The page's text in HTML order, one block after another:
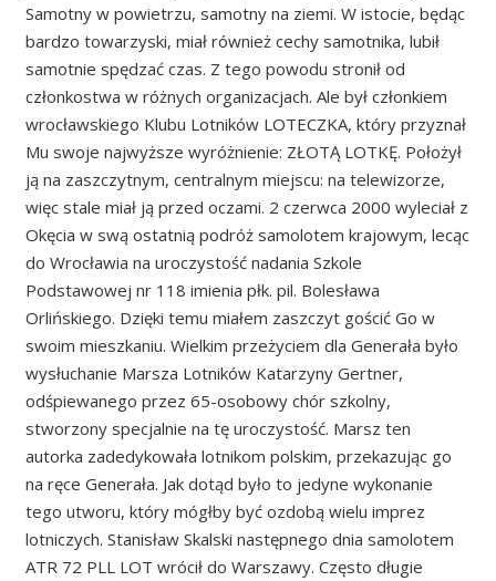
Samotny w powietrzu, samotny na ziemi. W istocie, będąc
bardzo towarzyski, miał również cechy samotnika, lubił
samotnie spędzać czas. Z tego powodu stronił od
członkostwa w różnych organizacjach. Ale był członkiem
wrocławskiego Klubu Lotników LOTECZKA, który przyznał
Mu swoje najwyższe wyróżnienie: ZŁOTĄ LOTKĘ. Położył
ją na zaszczytnym, centralnym miejscu: na telewizorze,
więc stale miał ją przed oczami. 2 czerwca 2000 wyleciał z
Okęcia w swą ostatnią podróż samolotem krajowym, lecąc
do Wrocławia na uroczystość nadania Szkole
Podstawowej nr 118 imienia płk. pil. Bolesława
Orlińskiego. Dzięki temu miałem zaszczyt gościć Go w
swoim mieszkaniu. Wielkim przeżyciem dla Generała było
wysłuchanie Marsza Lotników Katarzyny Gertner,
odśpiewanego przez 65-osobowy chór szkolny,
stworzony specjalnie na tę uroczystość. Marsz ten
autorka zadedykowała lotnikom polskim, przekazując go
na ręce Generała. Jak dotąd było to jedyne wykonanie
tego utworu, który mógłby być ozdobą wielu imprez
lotniczych. Stanisław Skalski następnego dnia samolotem
ATR 72 PLL LOT wrócił do Warszawy. Często długie